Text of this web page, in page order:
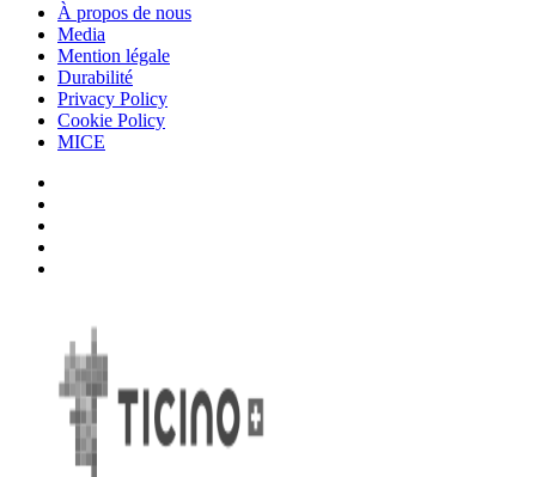
À propos de nous
Media
Mention légale
Durabilité
Privacy Policy
Cookie Policy
MICE